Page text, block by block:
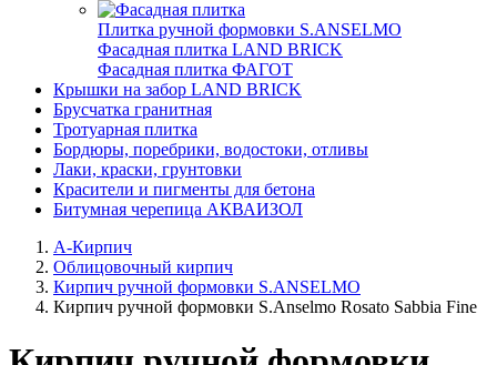
Плитка ручной формовки S.ANSELMO
Фасадная плитка LAND BRICK
Фасадная плитка ФАГОТ
Крышки на забор LAND BRICK
Брусчатка гранитная
Тротуарная плитка
Бордюры, поребрики, водостоки, отливы
Лаки, краски, грунтовки
Красители и пигменты для бетона
Битумная черепица АКВАИЗОЛ
А-Кирпич
Облицовочный кирпич
Кирпич ручной формовки S.ANSELMO
Кирпич ручной формовки S.Anselmo Rosato Sabbia Fine